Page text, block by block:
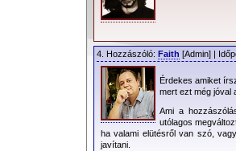
4. Hozzászóló: Faith [Admin] |
Érdekes amiket
mert ezt még jóval
Ami a
utólagos
ha valami elütésről van szó,
javítani.